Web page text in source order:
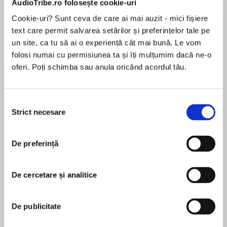
AudioTribe.ro folosește cookie-uri
Cookie-uri? Sunt ceva de care ai mai auzit - mici fișiere
text care permit salvarea setărilor și preferințelor tale pe
un site, ca tu să ai o experiență cât mai bună. Le vom
folosi numai cu permisiunea ta și îți mulțumim dacă ne-o
oferi. Poți schimba sau anula oricând acordul tău.
consimțământului
Strict necesare
De preferință
De cercetare și analitice
De publicitate
Desprecarte
Award-winning author Tanita S. Davis delivers a
heartwarming and humorous middle grade tale
Perfect for fans for Sharon M. Draper and Lisa
JC shines like a 4th of July sparkler. She has the
party starts when she arrives. Serena St. John
Everything changes when JC returns from the
pentru această carte
TANITA S. DAVIS a câștigat mai multe premii